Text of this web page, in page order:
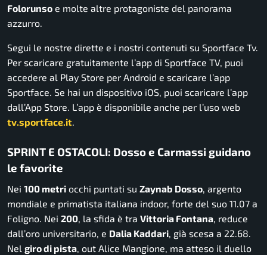
Folorunso e molte altre protagoniste del panorama
azzurro.
Segui le nostre dirette e i nostri contenuti su Sportface Tv.
Per scaricare gratuitamente l’app di Sportface TV, puoi
accedere al Play Store per Android e scaricare l’app
Sportface. Se hai un dispositivo iOS, puoi scaricare l’app
dall’App Store. L’app è disponibile anche per l’uso web
tv.sportface.it
SPRINT E OSTACOLI: Dosso e Carmassi guidano
le favorite
Nei 100 metri occhi puntati su Zaynab Dosso, argento
mondiale e primatista italiana indoor, forte del suo 11.07 a
Foligno. Nei 200, la sfida è tra Vittoria Fontana, reduce
dall’oro universitario, e Dalia Kaddari, già scesa a 22.68.
Nel giro di pista, out Alice Mangione, ma atteso il duello